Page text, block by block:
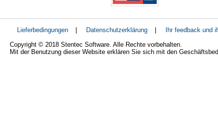
Lieferbedingungen Datenschutzerklärung
Ihr feedback und
Copyright © 2018 Stentec Software. Alle Rechte vorbehalten.
Mit der Benutzung dieser Website erklären Sie sich mit den